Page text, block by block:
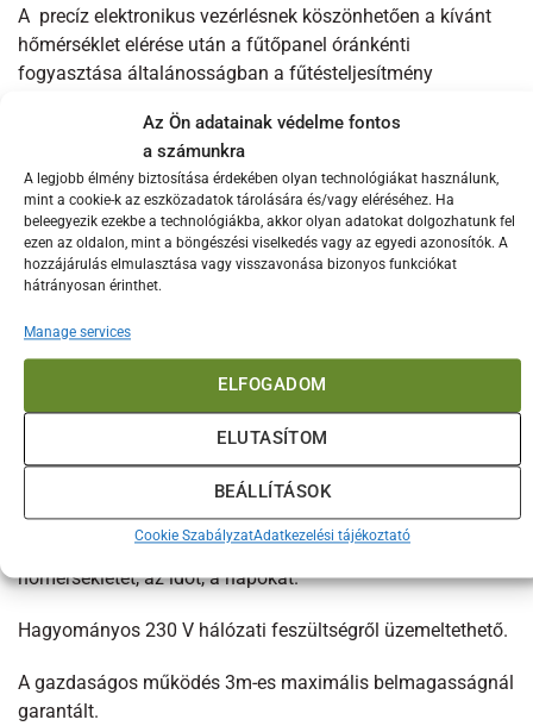
Az Ön adatainak védelme fontos
a számunkra
A legjobb élmény biztosítása érdekében olyan technológiákat használunk,
mint a cookie-k az eszközadatok tárolására és/vagy eléréséhez. Ha
beleegyezik ezekbe a technológiákba, akkor olyan adatokat dolgozhatunk fel
ezen az oldalon, mint a böngészési viselkedés vagy az egyedi azonosítók. A
hozzájárulás elmulasztása vagy visszavonása bizonyos funkciókat
hátrányosan érinthet.
Manage services
ELFOGADOM
ELUTASÍTOM
BEÁLLÍTÁSOK
Cookie SzabályzatAdatkezelési tájékoztató
A precíz elektronikus vezérlésnek köszönhetően a kívánt
hőmérséklet elérése után a fűtőpanel óránkénti
fogyasztása általánosságban a fűtésteljesítmény
jelenti, hogy a fűtőtest nem veszi fel a teljesítménye
maximumának megfelelő áramot, hanem azt, hogy a
digitális termosztát, mely méri a fűtendő helyiség
hőmérsékletét csak akkor kapcsol be, ha a szoba hőfoka a
beállított érték alá süllyed.
Az Adax Neo termosztátját egy hetes ciklusban előre
beprogramozhatja az Ön életritmusának megfelelően, így
mikor munkába megy, biztosan nem felejti el levenni a
hőfokot, este pedig az előre bemelegített lakásba érkezhet
haza. A két hőmérséklet (komfort és takarék) beállításával
akár 25%-os energiamegtakarítás is elérhető.
Felszerelésnél figyeljünk arra, hogy a kezelőgombok a
minden esetben a panel jobb oldalán, rejtve helyezkednek
el. Ezekkel tudjuk beállítani a komfort és takarék-
hőmérsékletet, az időt, a napokat.
Hagyományos 230 V hálózati feszültségről üzemeltethető.
A gazdaságos működés 3m-es maximális belmagasságnál
garantált.